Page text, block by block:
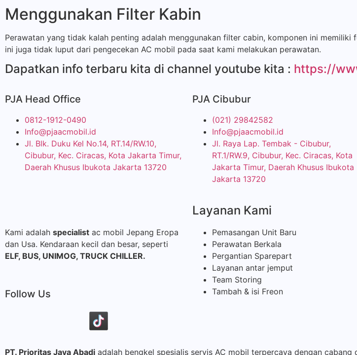
Menggunakan Filter Kabin
Perawatan yang tidak kalah penting adalah menggunakan filter cabin, komponen ini
ini juga tidak luput dari pengecekan AC mobil pada saat kami melakukan perawatan.
Dapatkan info terbaru kita di channel youtube kita : https://
PJA Head Office
0812-1912-0490
Info@pjaacmobil.id
Jl. Blk. Duku Kel No.14, RT.14/RW.10,
Cibubur, Kec. Ciracas, Kota Jakarta Timur,
Daerah Khusus Ibukota Jakarta 13720
PJA Cibubur
(021) 29842582
Info@pjaacmobil.id
Jl. Raya Lap. Tembak - Cibubur,
RT.1/RW.9, Cibubur, Kec. Ciracas, Kota
Jakarta Timur, Daerah Khusus Ibukota
Jakarta 13720
Kami adalah specialist ac mobil Jepang Eropa
dan Usa. Kendaraan kecil dan besar, seperti
ELF, BUS, UNIMOG, TRUCK CHILLER.
Follow Us
Layanan Kami
Pemasangan Unit Baru
Perawatan Berkala
Pergantian Sparepart
Layanan antar jemput
Team Storing
Tambah & isi Freon
PT. Prioritas Jaya Abadi adalah bengkel spesialis servis AC mobil terpercaya dengan